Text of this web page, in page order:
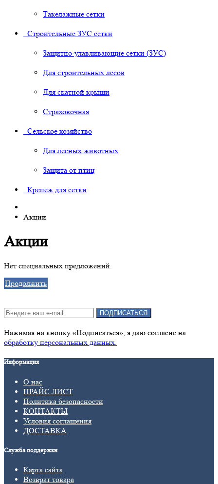
Такелажные сетки
Строительные ЗУС сетки
Защитно-улавливающие сетки (ЗУС)
Для строительных лесов
Для скатной крыши
Страховочная
Сельское хозяйство
Для лесных животных
Защита от птиц
Крепеж для сетки
Акции
Акции
Нет специальных предложений.
Продолжить
ПОДПИСАТЬСЯ
Нажимая на кнопку «Подписаться», я даю cогласие на
обработку персональных данных.
Информация
О нас
ПРАЙС ЛИСТ
Политика безопасности
КОНТАКТЫ
Условия соглашения
ДОСТАВКА
Служба поддержки
Карта сайта
Возврат товара